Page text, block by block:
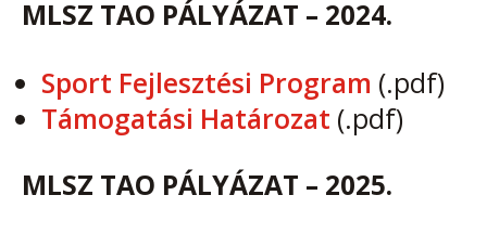
MLSZ TAO PÁLYÁZAT – 2024.
Sport Fejlesztési Program (.pdf)
Támogatási Határozat (.pdf)
MLSZ TAO PÁLYÁZAT – 2025.